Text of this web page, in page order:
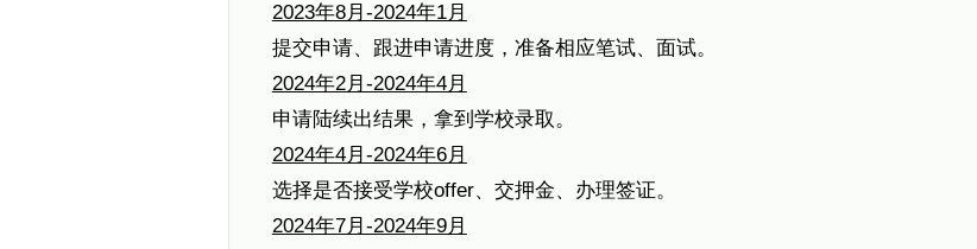
2023年8月-2024年1月
提交申请、跟进申请进度，准备相应笔试、面试。
2024年2月-2024年4月
申请陆续出结果，拿到学校录取。
2024年4月-2024年6月
选择是否接受学校offer、交押金、办理签证。
2024年7月-2024年9月